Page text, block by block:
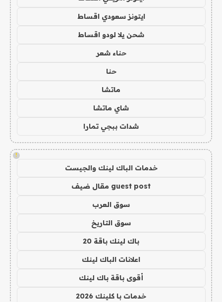
ايتونز سعودي اقساط
شحن يلا لودو اقساط
حناء شعر
حنا
ماتشا
شاي ماتشا
شدات ببجي تمارا
!
خدمات الباك لينك والجيست
guest post مقال ضيف
سوق العرب
سوق التاريخ
باك لينك باقة 20
اعلانات الباك لينك
أقوى باقة باك لينك
خدمات با كلينك 2026